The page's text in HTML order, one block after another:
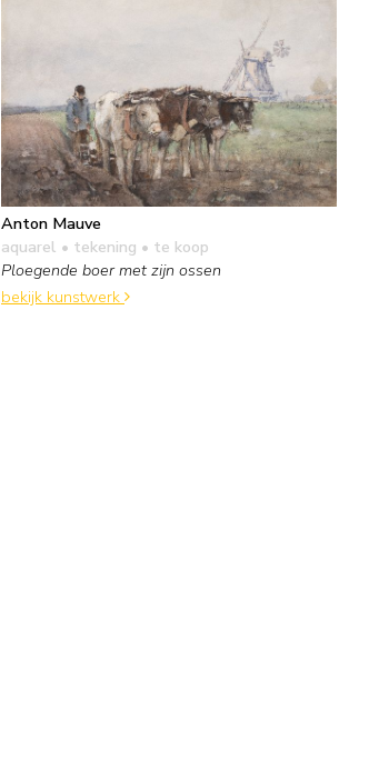
Anton Mauve
aquarel • tekening • te koop
Ploegende boer met zijn ossen
bekijk kunstwerk